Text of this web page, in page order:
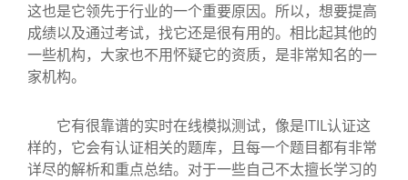
这也是它领先于行业的一个重要原因。所以，想要提高
成绩以及通过考试，找它还是很有用的。相比起其他的
一些机构，大家也不用怀疑它的资质，是非常知名的一
家机构。
它有很靠谱的实时在线模拟测试，像是ITIL认证这
样的，它会有认证相关的题库，且每一个题目都有非常
详尽的解析和重点总结。对于一些自己不太擅长学习的